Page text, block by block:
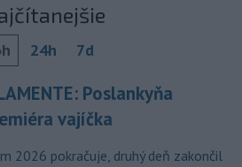
24h 7d
Poslankyňa
vajíčka
2026 pokračuje, druhý deň zakončil